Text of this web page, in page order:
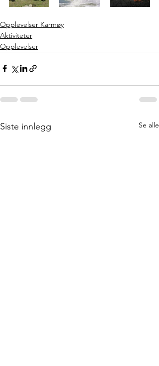
Opplevelser Karmøy
Aktiviteter
Opplevelser
Siste innlegg Se alle